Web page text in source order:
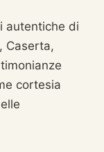
autentiche di
Caserta,
cortesia